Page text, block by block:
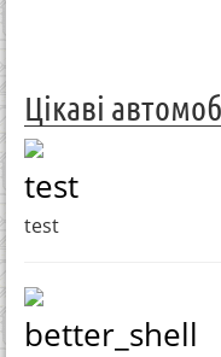
Цікаві
test
test
better_shell